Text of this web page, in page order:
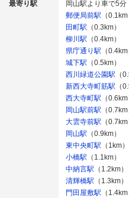
最寄り駅
岡山駅より車で5分
郵便局前駅 （0.1km
田町駅 （0.3km）
柳川駅 （0.4km）
県庁通り駅 （0.4km
城下駅 （0.5km）
西川緑道公園駅 （
新西大寺町筋駅 （
西大寺町駅 （0.6km
岡山駅前駅 （0.7km
大雲寺前駅 （0.7km
岡山駅 （0.9km）
東中央町駅 （1km）
小橋駅 （1.1km）
中納言駅 （1.2km）
清輝橋駅 （1.3km）
門田屋敷駅 （1.4km